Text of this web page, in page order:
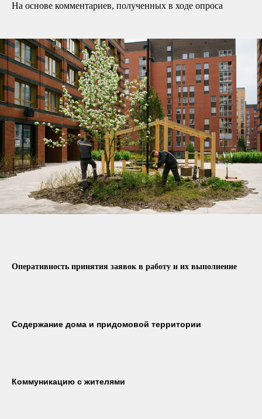
На основе комментариев, полученных в ходе опроса
Оперативность принятия заявок в работу и их выполнение
Содержание дома и придомовой территории
Коммуникацию с жителями